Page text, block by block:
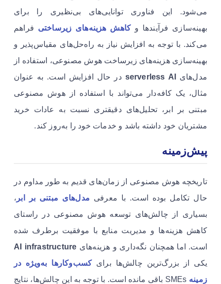
می‌شود. این فناوری توانایی‌های بی‌نظیری را برای
بهینه‌سازی فرآیندها وکاهش هزینه‌های زیرساختی فراهم
می‌کند. با توجه به افزایش نیاز به راه‌حل‌های مقیاس‌پذیر و
بهینه‌سازی هزینه‌های زیرساخت هوش مصنوعی، استفاده از
مدل‌های
serverless AI در حال افزایش است. به عنوان
مثال، یک کافه‌دار می‌تواند با استفاده از هوش مصنوعی
مبتنی بر ابر، تحلیل‌های دقیقتری نسبت به عادات خرید
مشتریان خود داشته باشد و خدمات خود را به‌روز کند.
پیش‌زمینه
تاریخچه هوش مصنوعی از زمان‌های قدیم به طور مداوم در
حال تکامل بوده است. با معرفی مدل‌های مبتنی بر ابر ،
بسیاری از چالش‌های توسعه هوش مصنوعی در راستای
کاهش هزینه‌ها و مدیریت منابع با موفقیت برطرف شده
است. اما همچنان نگه‌داری و هزینه‌های AI infrastructure
یکی از بزرگ‌ترین چالش‌ها برایکسب‌وکارها به‌ویژه در
زمینه
SMEs باقی مانده است. با توجه به این چالش‌ها، نتایج